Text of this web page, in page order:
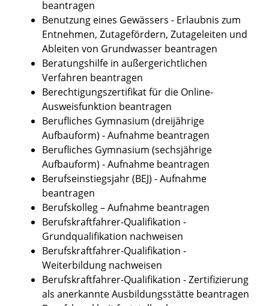
beantragen
Benutzung eines Gewässers - Erlaubnis zum
Entnehmen, Zutagefördern, Zutageleiten und
Ableiten von Grundwasser beantragen
Beratungshilfe in außergerichtlichen
Verfahren beantragen
Berechtigungszertifikat für die Online-
Ausweisfunktion beantragen
Berufliches Gymnasium (dreijährige
Aufbauform) - Aufnahme beantragen
Berufliches Gymnasium (sechsjährige
Aufbauform) - Aufnahme beantragen
Berufseinstiegsjahr (BEJ) - Aufnahme
beantragen
Berufskolleg – Aufnahme beantragen
Berufskraftfahrer-Qualifikation -
Grundqualifikation nachweisen
Berufskraftfahrer-Qualifikation -
Weiterbildung nachweisen
Berufskraftfahrer-Qualifikation - Zertifizierung
als anerkannte Ausbildungsstätte beantragen